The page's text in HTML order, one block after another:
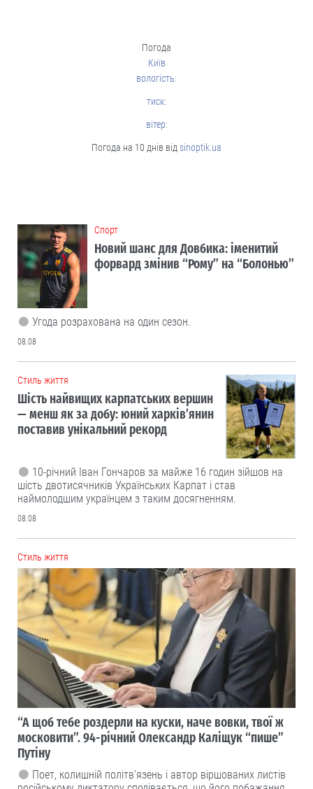
Погода
Київ
вологість:
тиск:
вітер:
Погода на 10 днів відsinoptik.ua
Cпорт
Новий шанс для Довбика: іменитий
форвард змінив “Рому” на “Болонью”
Угода розрахована на один сезон.
08.08
Cтиль життя
Шість найвищих карпатських вершин
— менш як за добу: юний харків’янин
поставив унікальний рекорд
10-річний Іван Гончаров за майже 16 годин зійшов на
шість двотисячників Українських Карпат і став
наймолодшим українцем з таким досягненням.
08.08
Cтиль життя
“А щоб тебе роздерли на куски, наче вовки, твої ж
московити”. 94-річний Олександр Каліщук “пише”
Путіну
Поет, колишній політв'язень і автор віршованих листів